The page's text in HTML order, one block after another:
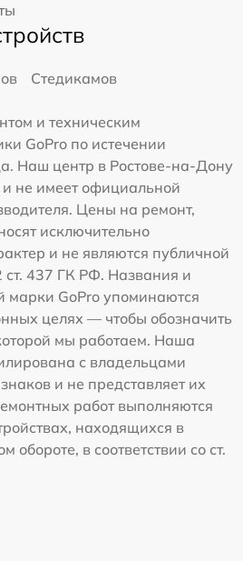
Стедикамов
и техническим
GoPro по истечении
Наш центр в Ростове-на-Дону
и не имеет официальной
Цены на ремонт,
исключительно
и не являются публичной
ст. 437 ГК РФ. Названия и
марки GoPro упоминаются
целях — чтобы обозначить
мы работаем. Наша
с владельцами
и не представляет их
работ выполняются
находящихся в
обороте, в соответствии со ст.